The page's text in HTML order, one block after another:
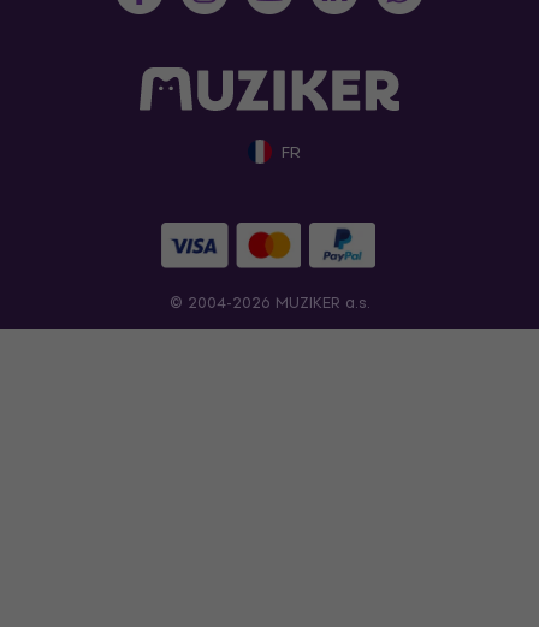
FR
© 2004-2026 MUZIKER a.s.